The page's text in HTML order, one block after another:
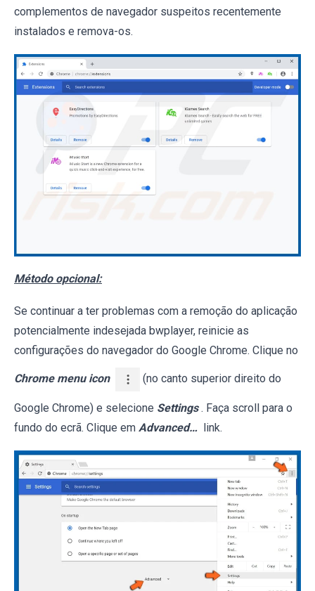
complementos de navegador suspeitos recentemente
instalados e remova-os.
Método opcional:
Se continuar a ter problemas com a remoção do aplicação
potencialmente indesejada bwplayer, reinicie as
configurações do navegador do Google Chrome. Clique no
Chrome menu icon (no canto superior direito do
Google Chrome) e selecione Settings . Faça scroll para o
fundo do ecrã. Clique em Advanced… link.